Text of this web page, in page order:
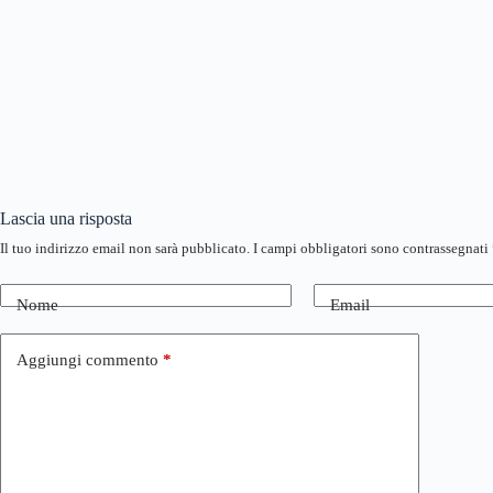
Lascia una risposta
Il tuo indirizzo email non sarà pubblicato. I campi obbligatori sono contrassegnati
Nome Email
Aggiungi commento *